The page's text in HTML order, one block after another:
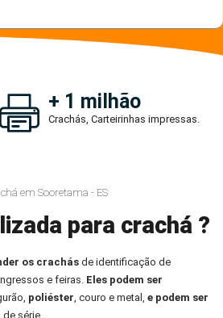
+ 1 milhão
Crachás, Carteirinhas impressas.
em Sooretama - ES
para crachá ?
os crachásde identificação de
e feiras. Eles podem ser
poliéster, couro e metal, e podem ser
de série.